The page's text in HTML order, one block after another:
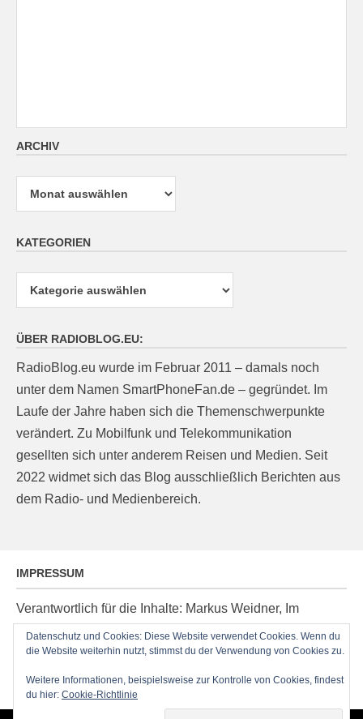
ARCHIV
Archiv
KATEGORIEN
ÜBER RADIOBLOG.EU:
RadioBlog.eu wurde im Februar 2011 – damals noch
unter dem Namen SmartPhoneFan.de – gegründet. Im
Laufe der Jahre haben sich die Themenschwerpunkte
verändert. Zu Mobilfunk und Telekommunikation
gesellten sich unter anderem Reisen und Medien. Seit
2022 widmet sich das Blog ausschließlich Berichten aus
dem Radio- und Medienbereich.
IMPRESSUM
Verantwortlich für die Inhalte: Markus Weidner, Im
Ziegelacker 20, D-63599 Biebergemünd, E-Mail:
post@radioblog.eu
Technik und Administration: Thomas Michel
Datenschutz und Cookies: Diese Website verwendet Cookies. Wenn du
die Website weiterhin nutzt, stimmst du der Verwendung von Cookies zu.
Weitere Informationen, beispielsweise zur Kontrolle von Cookies, findest
du hier: Cookie-Richtlinie